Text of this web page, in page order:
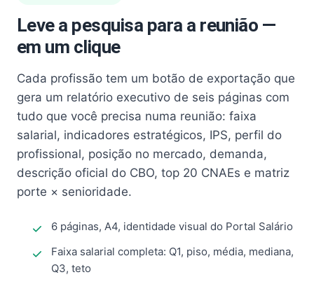
Leve a pesquisa para a reunião —
em um clique
Cada profissão tem um botão de exportação que
gera um relatório executivo de seis páginas com
tudo que você precisa numa reunião: faixa
salarial, indicadores estratégicos, IPS, perfil do
profissional, posição no mercado, demanda,
descrição oficial do CBO, top 20 CNAEs e matriz
porte × senioridade.
6 páginas, A4, identidade visual do Portal Salário
Faixa salarial completa: Q1, piso, média, mediana,
Q3, teto